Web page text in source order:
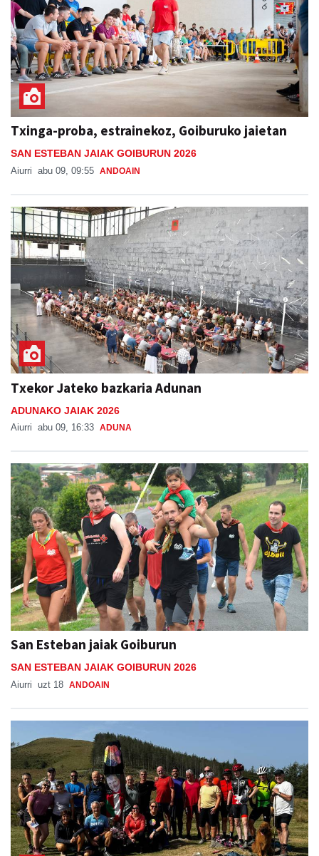
Txinga-proba, estrainekoz, Goiburuko jaietan
SAN ESTEBAN JAIAK GOIBURUN 2026
Aiurri abu 09, 09:55 ANDOAIN
Txekor Jateko bazkaria Adunan
ADUNAKO JAIAK 2026
Aiurri abu 09, 16:33 ADUNA
San Esteban jaiak Goiburun
SAN ESTEBAN JAIAK GOIBURUN 2026
Aiurri uzt 18 ANDOAIN